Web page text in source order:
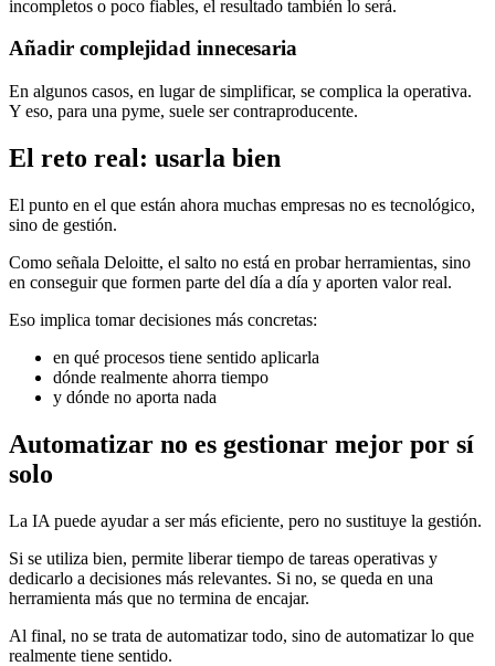
incompletos o poco fiables, el resultado también lo será.
Añadir complejidad innecesaria
En algunos casos, en lugar de simplificar, se complica la operativa.
Y eso, para una pyme, suele ser contraproducente.
El reto real: usarla bien
El punto en el que están ahora muchas empresas no es tecnológico,
sino de gestión.
Como señala Deloitte, el salto no está en probar herramientas, sino
en conseguir que formen parte del día a día y aporten valor real.
Eso implica tomar decisiones más concretas:
en qué procesos tiene sentido aplicarla
dónde realmente ahorra tiempo
y dónde no aporta nada
Automatizar no es gestionar mejor por sí
solo
La IA puede ayudar a ser más eficiente, pero no sustituye la gestión.
Si se utiliza bien, permite liberar tiempo de tareas operativas y
dedicarlo a decisiones más relevantes. Si no, se queda en una
herramienta más que no termina de encajar.
Al final, no se trata de automatizar todo, sino de automatizar lo que
realmente tiene sentido.